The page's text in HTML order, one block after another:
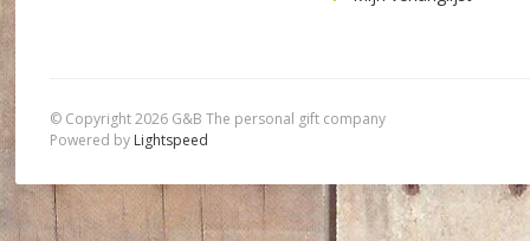
© Copyright 2026 G&B The personal gift company
Powered by Lightspeed